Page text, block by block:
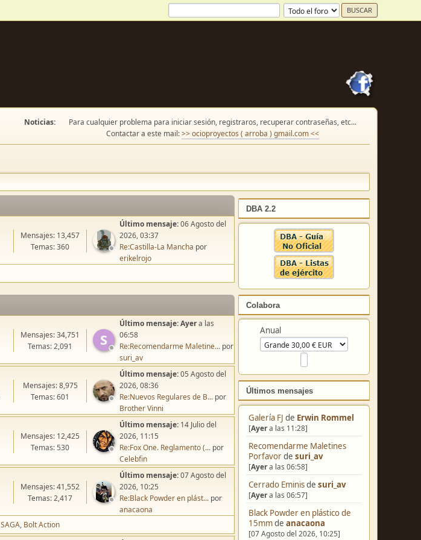
Noticias:
Para cualquier problema para iniciar sesión, registraros, recuperar contraseñas, etc...
Contactar a este mail:>> ocioproyectos ( arroba ) gmail.com <<
DBA 2.2
Colabora
Anual
Últimos mensajes
Galería FJ de Erwin Rommel
[Ayera las 11:28]
Recomendarme Maletines
Porfavorde suri_av
[Ayera las 06:58]
Cerrado Eminisde suri_av
[Ayera las 06:57]
Black Powder en plástico de
15mmde anacaona
[07 Agosto del 2026, 10:25]
Mensajes: 13,457
Temas: 360
Último mensaje:06 Agosto del
2026, 03:37
Re:Castilla-La Mancha por
erikelrojo
S
Mensajes: 34,751
Temas: 2,091
Último mensaje:Ayera las
06:58
Re:Recomendarme Maletine... por
suri_av
Mensajes: 8,975
Temas: 601
Último mensaje:05 Agosto del
2026, 08:36
Re:Nuevos Regulares de B... por
Brother Vinni
Mensajes: 12,425
Temas: 530
Último mensaje: 14 Julio del
2026, 11:15
Re:Fox One. Reglamento (... por
Celebfin
Mensajes: 41,552
Temas: 2,417
Último mensaje:07 Agosto del
2026, 10:25
Re:Black Powder en plást... por
anacaona
SAGA Bolt Action